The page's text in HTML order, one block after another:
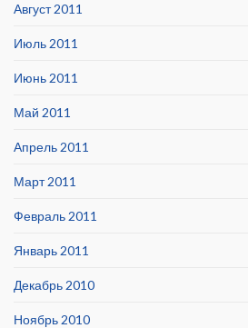
Август 2011
Июль 2011
Июнь 2011
Май 2011
Апрель 2011
Март 2011
Февраль 2011
Январь 2011
Декабрь 2010
Ноябрь 2010